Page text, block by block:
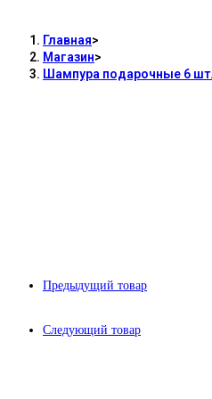
Главная>
Магазин>
Шампура подарочные 6
Предыдущий товар
Следующий товар